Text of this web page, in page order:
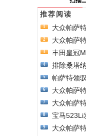
推荐阅读
1 大众帕萨
2 大众帕萨
3 丰田皇冠
4 排除桑塔
5 帕萨特领
6 大众帕萨
7 大众帕萨
8 宝马523Li
9 大众帕萨